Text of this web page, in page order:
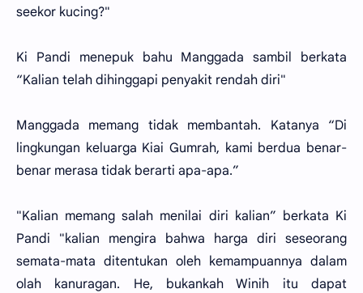
seekor kucing?"
Ki Pandi menepuk bahu Manggada sambil berkata
“Kalian telah dihinggapi penyakit rendah diri"
Manggada memang tidak membantah. Katanya “Di
lingkungan keluarga Kiai Gumrah, kami berdua benar-
benar merasa tidak berarti apa-apa.”
"Kalian memang salah menilai diri kalian” berkata Ki
Pandi "kalian mengira bahwa harga diri seseorang
semata-mata ditentukan oleh kemampuannya dalam
olah kanuragan. He, bukankah Winih itu dapat